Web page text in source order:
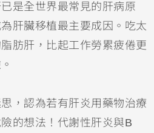
是全世界最常見的肝病原
肝臟移植最主要成因。吃太
肪肝，比起工作勞累疲倦更
，認為若有肝炎用藥物治療
的想法！代謝性肝炎與B